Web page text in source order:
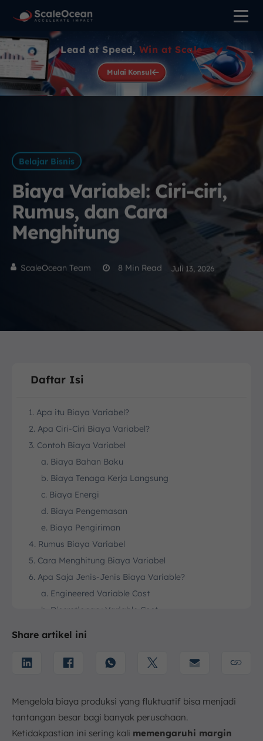
Lead at Speed, Win at Scale
Mulai Konsul
Belajar Bisnis
Biaya Variabel: Ciri-ciri,
Rumus, dan Cara
Menghitung
ScaleOcean Team 8 Min Read Juli 13, 2026
Daftar Isi
1. Apa itu Biaya Variabel?
2. Apa Ciri-Ciri Biaya Variabel?
3. Contoh Biaya Variabel
a. Biaya Bahan Baku
b. Biaya Tenaga Kerja Langsung
c. Biaya Energi
d. Biaya Pengemasan
e. Biaya Pengiriman
4. Rumus Biaya Variabel
5. Cara Menghitung Biaya Variabel
6. Apa Saja Jenis-Jenis Biaya Variable?
a. Engineered Variable Cost
b. Discretionary Variable Cost
Share artikel ini
Mengelola biaya produksi yang fluktuatif bisa menjadi
tantangan besar bagi banyak perusahaan.
Ketidakpastian ini sering kali memengaruhi margin